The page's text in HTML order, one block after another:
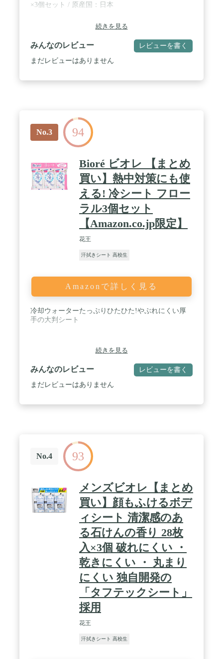
×3個セット / 原産国：日本
続きを見る
みんなのレビュー レビューを書く
まだレビューはありません
No.3 94
Bioré ビオレ 【まとめ
買い】熱中対策にも使
える! 冷シート フロー
ラル3個セット
【Amazon.co.jp限定】
花王
汗拭きシート 高校生
Amazonで詳しく見る
冷却ウォーターたっぷりひたひた!やぶれにくい厚
手の大判シート
続きを見る
みんなのレビュー レビューを書く
まだレビューはありません
No.4 93
メンズビオレ【まとめ
買い】顔もふけるボデ
ィシート 清潔感のあ
る石けんの香り 28枚
入×3個 破れにくい ・
乾きにくい ・ 丸まり
にくい 独自開発の
「タフテックシート」
採用
花王
汗拭きシート 高校生